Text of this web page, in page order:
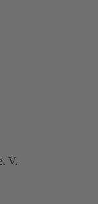
V.